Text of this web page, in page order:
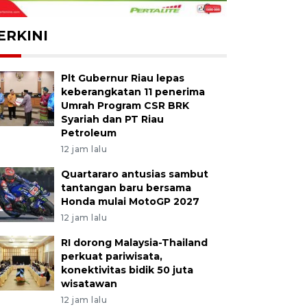
Plt Gubernur Riau lepas
keberangkatan 11 penerima
Umrah Program CSR BRK
Syariah dan PT Riau
Petroleum
12 jam lalu
Quartararo antusias sambut
tantangan baru bersama
Honda mulai MotoGP 2027
12 jam lalu
RI dorong Malaysia-Thailand
perkuat pariwisata,
konektivitas bidik 50 juta
wisatawan
12 jam lalu